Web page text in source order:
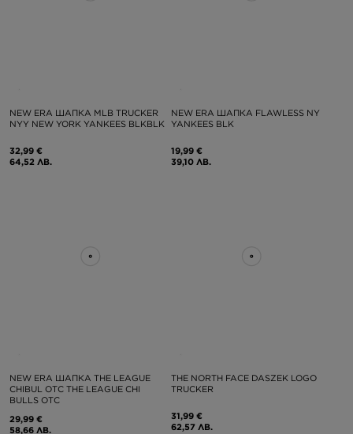
NEW ERA ШАПКА MLB TRUCKER
NYY NEW YORK YANKEES BLKBLK
32,99 €
64,52 ЛВ.
NEW ERA ШАПКА FLAWLESS NY
YANKEES BLK
19,99 €
39,10 ЛВ.
NEW ERA ШАПКА THE LEAGUE
CHIBUL OTC THE LEAGUE CHI
BULLS OTC
29,99 €
58,66 ЛВ.
THE NORTH FACE DASZEK LOGO
TRUCKER
31,99 €
62,57 ЛВ.